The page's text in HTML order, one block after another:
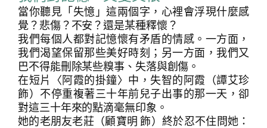
當你聽見「失憶」這兩個字，心裡會浮現什麼感
覺？悲傷？不安？還是某種釋懷？
我們每個人都對記憶懷有矛盾的情感。一方面，
我們渴望保留那些美好時刻；另一方面，我們又
巴不得能刪除某些糗事、失落與創傷。
在短片〈阿霞的掛鐘〉中，失智的阿霞（譚艾珍
飾）不停重複著三十年前兒子出事的那一天，卻
對這三十年來的點滴毫無印象。
她的老朋友老莊（顧寶明 飾）終於忍不住問她：